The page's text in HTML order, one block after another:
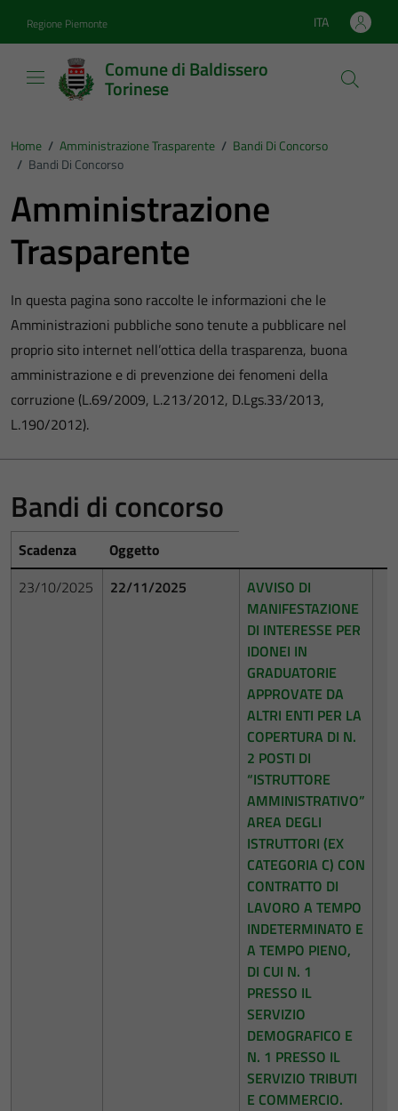
Regione Piemonte Lingua attiva:
ITA
Comune di Baldissero
Torinese
Home / Amministrazione Trasparente / Bandi Di Concorso
/ Bandi Di Concorso
Amministrazione
Trasparente
In questa pagina sono raccolte le informazioni che le
Amministrazioni pubbliche sono tenute a pubblicare nel
proprio sito internet nell’ottica della trasparenza, buona
amministrazione e di prevenzione dei fenomeni della
corruzione (L.69/2009, L.213/2012, D.Lgs.33/2013,
L.190/2012).
Bandi di concorso
Scadenza
Oggetto
23/10/2025
22/11/2025
AVVISO DI
MANIFESTAZIONE
DI INTERESSE PER
IDONEI IN
GRADUATORIE
APPROVATE DA
ALTRI ENTI PER LA
COPERTURA DI N.
2 POSTI DI
“ISTRUTTORE
AMMINISTRATIVO”
AREA DEGLI
ISTRUTTORI (EX
CATEGORIA C) CON
CONTRATTO DI
LAVORO A TEMPO
INDETERMINATO E
A TEMPO PIENO,
DI CUI N. 1
PRESSO IL
SERVIZIO
DEMOGRAFICO E
N. 1 PRESSO IL
SERVIZIO TRIBUTI
E COMMERCIO.